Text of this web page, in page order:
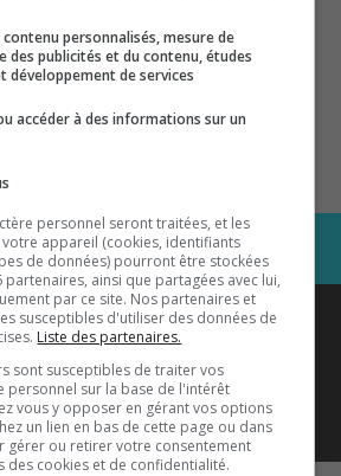
Countryest diffusé
sur1033 HD2
nous aussi sur…
personnalisés, mesure de
des publicités et du contenu, études
développement de services
accéder à des informations sur un
personnel seront traitées, et les
appareil (cookies, identifiants
de données) pourront être stockées
partenaires, ainsi que partagées avec lui,
par ce site. Nos partenaires et
susceptibles d'utiliser des données de
Liste des partenaires.
sont susceptibles de traiter vos
personnel sur la base de l'intérêt
vous y opposer en gérant vos options
un lien en bas de cette page ou dans
gérer ou retirer votre consentement
des cookies et de confidentialité.